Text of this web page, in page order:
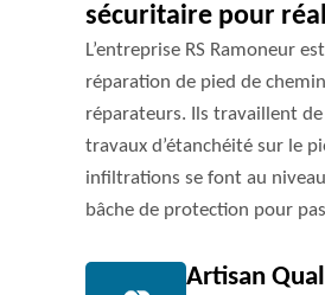
sécuritaire pour
L’entreprise RS Ramoneur
réparation de pied de
réparateurs. Ils travaillent
travaux d’étanchéité sur le
infiltrations se font au
bâche de protection pour
Artisan